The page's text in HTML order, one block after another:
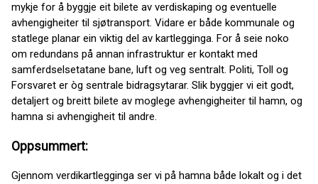
mykje for å byggje eit bilete av verdiskaping og eventuelle
avhengigheiter til sjøtransport. Vidare er både kommunale og
statlege planar ein viktig del av kartlegginga. For å seie noko
om redundans på annan infrastruktur er kontakt med
samferdselsetatane bane, luft og veg sentralt. Politi, Toll og
Forsvaret er òg sentrale bidragsytarar. Slik byggjer vi eit godt,
detaljert og breitt bilete av moglege avhengigheiter til hamn, og
hamna si avhengigheit til andre.
Oppsummert:
Gjennom verdikartlegginga ser vi på hamna både lokalt og i det